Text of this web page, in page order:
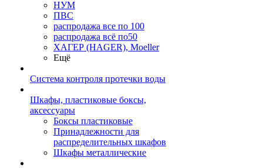
НУМ
ПВС
распродажа все по 100
распродажа всё по50
ХАГЕР (HAGER), Moeller
Ещё
Система контроля протечки воды
Шкафы, пластиковые боксы,
аксессуары
Боксы пластиковые
Принадлежности для
распределительных шкафов
Шкафы металлические